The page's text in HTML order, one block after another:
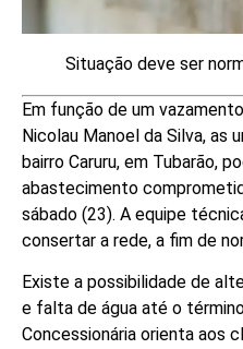
Situação deve ser
Em função de um
Nicolau Manoel da Silva, as
bairro Caruru, em Tubarão,
abastecimento
sábado (23). A equipe
consertar a rede, a fim de
Existe a possibilidade de
e falta de água até o
Concessionária orienta aos